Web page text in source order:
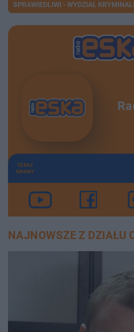
SPRAWIEDLIWI - WYDZIAŁ
TERAZ
GRAMY
NAJNOWSZE Z DZIAŁU